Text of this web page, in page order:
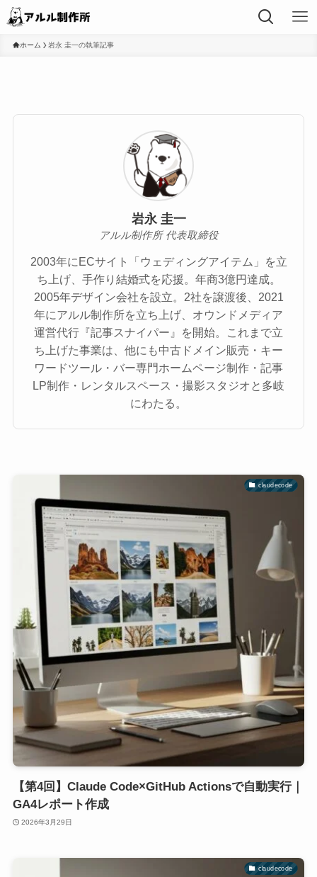
ホーム 岩永 圭一の執筆記事
岩永 圭一
アルル制作所 代表取締役
2003年にECサイト「ウェディングアイテム」を立
ち上げ、手作り結婚式を応援。年商3億円達成。
2005年デザイン会社を設立。2社を譲渡後、2021
年にアルル制作所を立ち上げ、オウンドメディア
運営代行『記事スナイパー』を開始。これまで立
ち上げた事業は、他にも中古ドメイン販売・キー
ワードツール・バー専門ホームページ制作・記事
LP制作・レンタルスペース・撮影スタジオと多岐
にわたる。
claudecode
【第4回】Claude Code×GitHub Actionsで自動実行｜
GA4レポート作成
2026年3月29日
claudecode